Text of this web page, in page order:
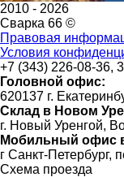
2010 - 2026
Сварка 66 ©
Правовая
Условия
+7 (343) 226-08-36,
Головной офис:
620137 г.
Склад в Новом
г. Новый Уренгой,
Мобильный офис
г Санкт-Петербург,
Схема проезда